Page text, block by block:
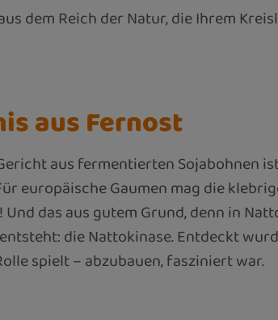
dem Reich der Natur, die Ihrem
aus Fernost
aus fermentierten Sojabohnen
europäische Gaumen mag die
das aus gutem Grund, denn in
die Nattokinase. Entdeckt
spielt – abzubauen, fasziniert war.